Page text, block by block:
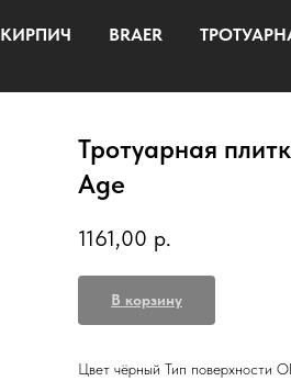
КИРПИЧ BRAER
Тротуарная
Age
1161,00 р.
В корзину
Цвет чёрный Тип поверхности